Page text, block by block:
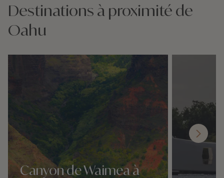
Destinations à proximité de
Oahu
Canyon de Waimea à